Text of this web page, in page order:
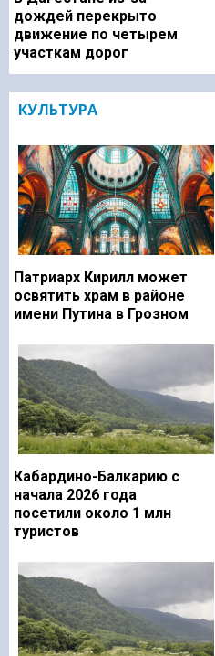
дождей перекрыто
движение по четырем
участкам дорог
КУЛЬТУРА
Патриарх Кирилл может
освятить храм в районе
имени Путина в Грозном
Кабардино-Балкарию с
начала 2026 года
посетили около 1 млн
туристов